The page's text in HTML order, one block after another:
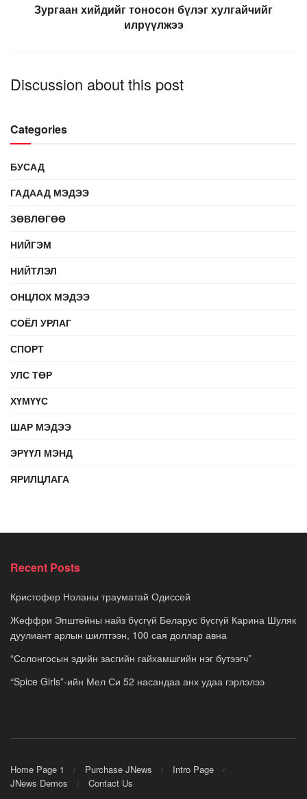
Зургаан хийдийг тоносон бүлэг хулгайчийг
илрүүлжээ
Discussion about this post
Categories
БУСАД
ГАДААД МЭДЭЭ
ЗӨВЛӨГӨӨ
НИЙГЭМ
НИЙТЛЭЛ
ОНЦЛОХ МЭДЭЭ
СОЁЛ УРЛАГ
СПОРТ
УЛС ТӨР
ХҮМҮҮС
ШАР МЭДЭЭ
ЭРҮҮЛ МЭНД
ЯРИЛЦЛАГА
Recent Posts
Кристофер Ноланы трауматай Одиссей
Жеффри Эпштейны найз бүсгүй Беларус бүсгүй Карина Шуляк
дуулиант арлын шилтгээн, 100 сая доллар авна
“Солонгосын эдийн засгийн гайхамшгийн нэг бүтээгч”
“Spice Girls”-ийн Мел Си 52 насандаа анх удаа гэрлэлээ
Home Page 1 Purchase JNews
Intro Page
JNews Demos
Contact Us